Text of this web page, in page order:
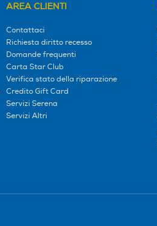
AREA CLIENTI
Contattaci
Richiesta diritto recesso
Domande frequenti
Carta Star Club
Verifica stato della riparazione
Credito Gift Card
Servizi Serena
Servizi Altri